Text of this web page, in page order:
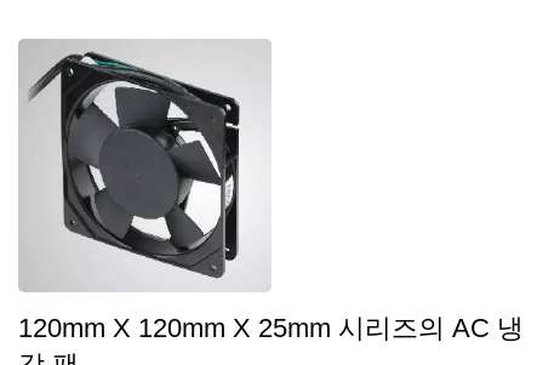
120mm X 120mm X 25mm 시리즈의 AC 냉